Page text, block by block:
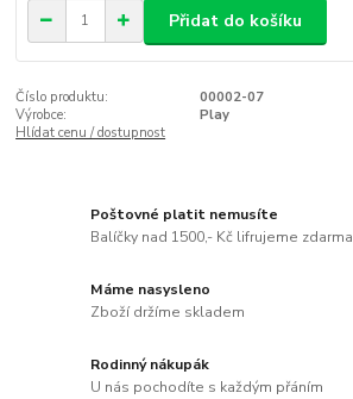
Přidat do košíku
Číslo produktu:
00002-07
Výrobce:
Play
Hlídat cenu / dostupnost
Poštovné platit nemusíte
Balíčky nad 1500,- Kč lifrujeme zdarma
Máme nasysleno
Zboží držíme skladem
Rodinný nákupák
U nás pochodíte s každým přáním